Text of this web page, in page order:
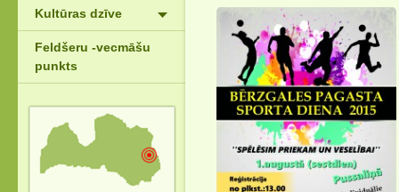
Kultūras dzīve
Feldšeru -vecmāšu
punkts